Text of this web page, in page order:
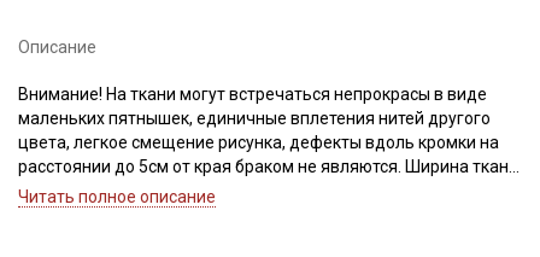
Описание
Внимание! На ткани могут встречаться непрокрасы в виде
маленьких пятнышек, единичные вплетения нитей другого
цвета, легкое смещение рисунка, дефекты вдоль кромки на
расстоянии до 5см от края браком не являются. Ширина ткани
±2см. При продаже ткань рвем, чтобы избежать перекосов
Читать полное описание